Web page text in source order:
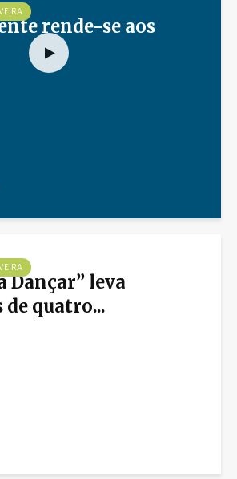
rende-se aos
Dançar” leva
quatro...